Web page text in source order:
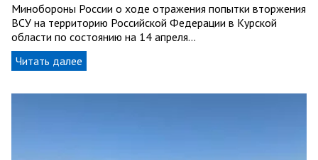
Минобороны России о ходе отражения попытки вторжения
ВСУ на территорию Российской Федерации в Курской
области по состоянию на 14 апреля…
Читать далее